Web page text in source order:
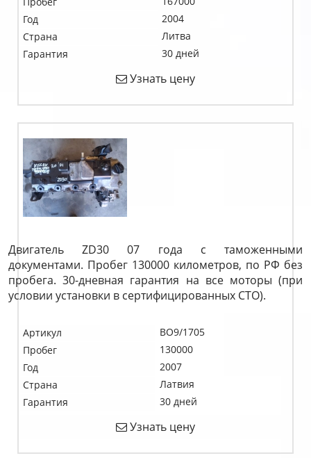
Год
2004
Страна
Литва
Гарантия
30 дней
Узнать цену
Двигатель ZD30 07 года с таможенными
документами. Пробег 130000 километров, по РФ без
пробега. 30-дневная гарантия на все моторы (при
условии установки в сертифицированных СТО).
Артикул
BO9/1705
Пробег
130000
Год
2007
Страна
Латвия
Гарантия
30 дней
Узнать цену